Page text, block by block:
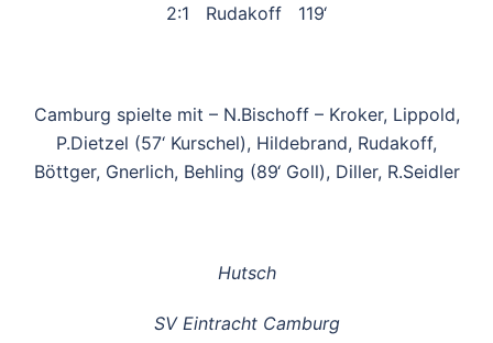
2:1 Rudakoff 119‘
Camburg spielte mit – N.Bischoff – Kroker, Lippold,
P.Dietzel (57‘ Kurschel), Hildebrand, Rudakoff,
Böttger, Gnerlich, Behling (89‘ Goll), Diller, R.Seidler
Hutsch
SV Eintracht Camburg